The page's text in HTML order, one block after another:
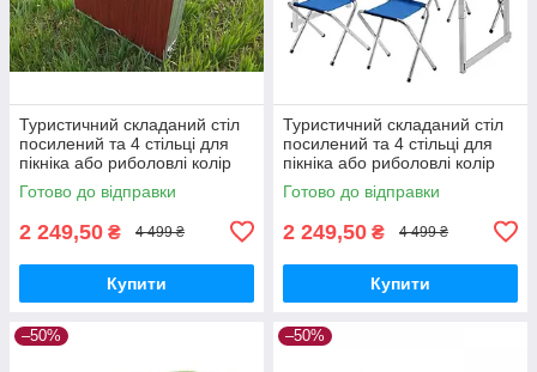
Туристичний складаний стіл
посилений та 4 стільці для
пікніка або риболовлі колір
темне дерево
Готово до відправки
2 249,50 ₴ 4 499 ₴
Купити
Туристичний складаний стіл
посилений та 4 стільці для
пікніка або риболовлі колір
синій
Готово до відправки
2 249,50 ₴ 4 499 ₴
Купити
–50% –50%